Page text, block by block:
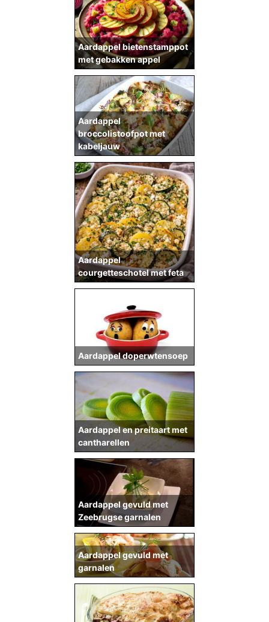
Aardappel bietenstamppot
met gebakken appel
Aardappel
broccolistoofpot met
kabeljauw
Aardappel
courgetteschotel met feta
Aardappel doperwtensoep
Aardappel en preitaart met
cantharellen
Aardappel gevuld met
garnalen
Aardappel gevuld met
Zeebrugse garnalen